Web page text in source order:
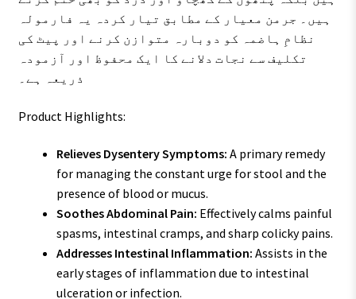
ہیں۔ جرمن معیار کے مطابق تیار کردہ یہ فارمولہ
نظامِ ہاضمہ کو دوبارہ متوازن کرنے اور پیٹ کی
تکلیف سے نجات دلانے کا ایک محفوظ اور آزمودہ
ذریعہ ہے۔
Product Highlights:
Relieves Dysentery Symptoms: A primary remedy
for managing the constant urge for stool and the
presence of blood or mucus.
Soothes Abdominal Pain: Effectively calms painful
spasms, intestinal cramps, and sharp colicky pains.
Addresses Intestinal Inflammation: Assists in the
early stages of inflammation due to intestinal
ulceration or infection.